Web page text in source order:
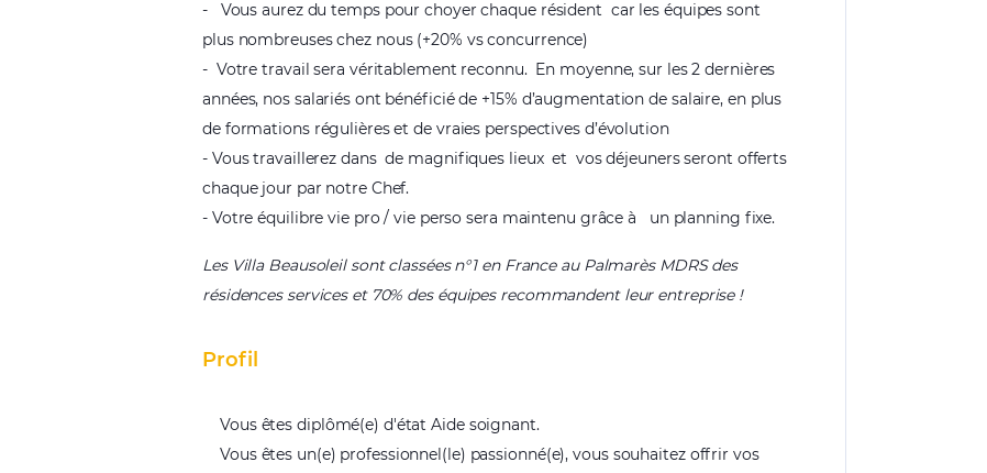
- Vous aurez du temps pour choyer chaque résident car les équipes sont
plus nombreuses chez nous (+20% vs concurrence)
- Votre travail sera véritablement reconnu. En moyenne, sur les 2 dernières
années, nos salariés ont bénéficié de +15% d’augmentation de salaire, en plus
de formations régulières et de vraies perspectives d’évolution
- Vous travaillerez dans de magnifiques lieux et vos déjeuners seront offerts
chaque jour par notre Chef.
- Votre équilibre vie pro / vie perso sera maintenu grâce à
un planning fixe.
Les Villa Beausoleil sont classées n°1 en France au Palmarès MDRS des
résidences services et 70% des équipes recommandent leur entreprise !
Profil
Vous êtes diplômé(e) d'état Aide soignant.
Vous êtes un(e) professionnel(le) passionné(e), vous souhaitez offrir vos